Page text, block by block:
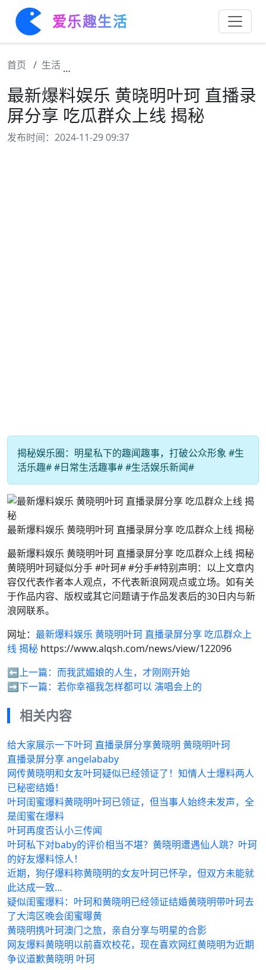
爱乐趣生活
首页 生活
最新爆料娱乐 黄晓明叶珂 直播录
屏分享 吃瓜群众上线 揭秘
发布时间：2024-11-29 09:37
揭秘娱乐圈：明星私下的趣闻趣事，打破公众形象 #生
活乐趣# #日常生活趣事# #生活娱乐新闻#
最新爆料娱乐 黄晓明叶珂 直播录屏分享 吃瓜群众上线 揭秘
最新爆料娱乐 黄晓明叶珂 直播录屏分享 吃瓜群众上线 揭秘
黄晓明叶珂疑似分手 #叶珂# #分手#特别声明：以上文章内
容仅代表作者本人观点，不代表新浪网观点或立场。如有关
于作品内容、版权或其它问题请于作品发表后的30日内与新
浪网联系。
网址： 最新爆料娱乐 黄晓明叶珂 直播录屏分享 吃瓜群众上
线 揭秘 https://www.alqsh.com/news/view/122096
⬅️上一篇： 而我武媚娘的人生，才刚刚开始
➡️下一篇： 若你幸福我怎样都可以 演唱会上的
相关内容
给大家展示一下叶珂 直播录屏分享黄晓明 黄晓明叶珂
直播录屏分享 angelababy
网传黄晓明和女友叶珂疑似已经领证了！知情人士爆料两人
已秘密结婚！
叶珂闺蜜爆料黄晓明叶珂已领证，但当事人始终未发声，全
是闺蜜在爆料
叶珂再度否认小三传闻
叶珂私下对baby的评价相当不堪？黄晓明遭遇仙人跳？叶珂
的好友爆料惊人！
近期，狗仔爆料称黄晓明的女友叶珂已怀孕，但双方未能就
此达成一致…
疑似闺蜜爆料：叶珂和黄晓明已经领证结婚黄晓明带叶珂去
了大湾区晚会闺蜜曝黄
黄晓明携叶珂澳门之旅，亲自分享与明星的合影
网友爆料黄晓明以前喜欢校花，现在喜欢网红黄晓明为近期
争议道歉黄晓明 叶珂